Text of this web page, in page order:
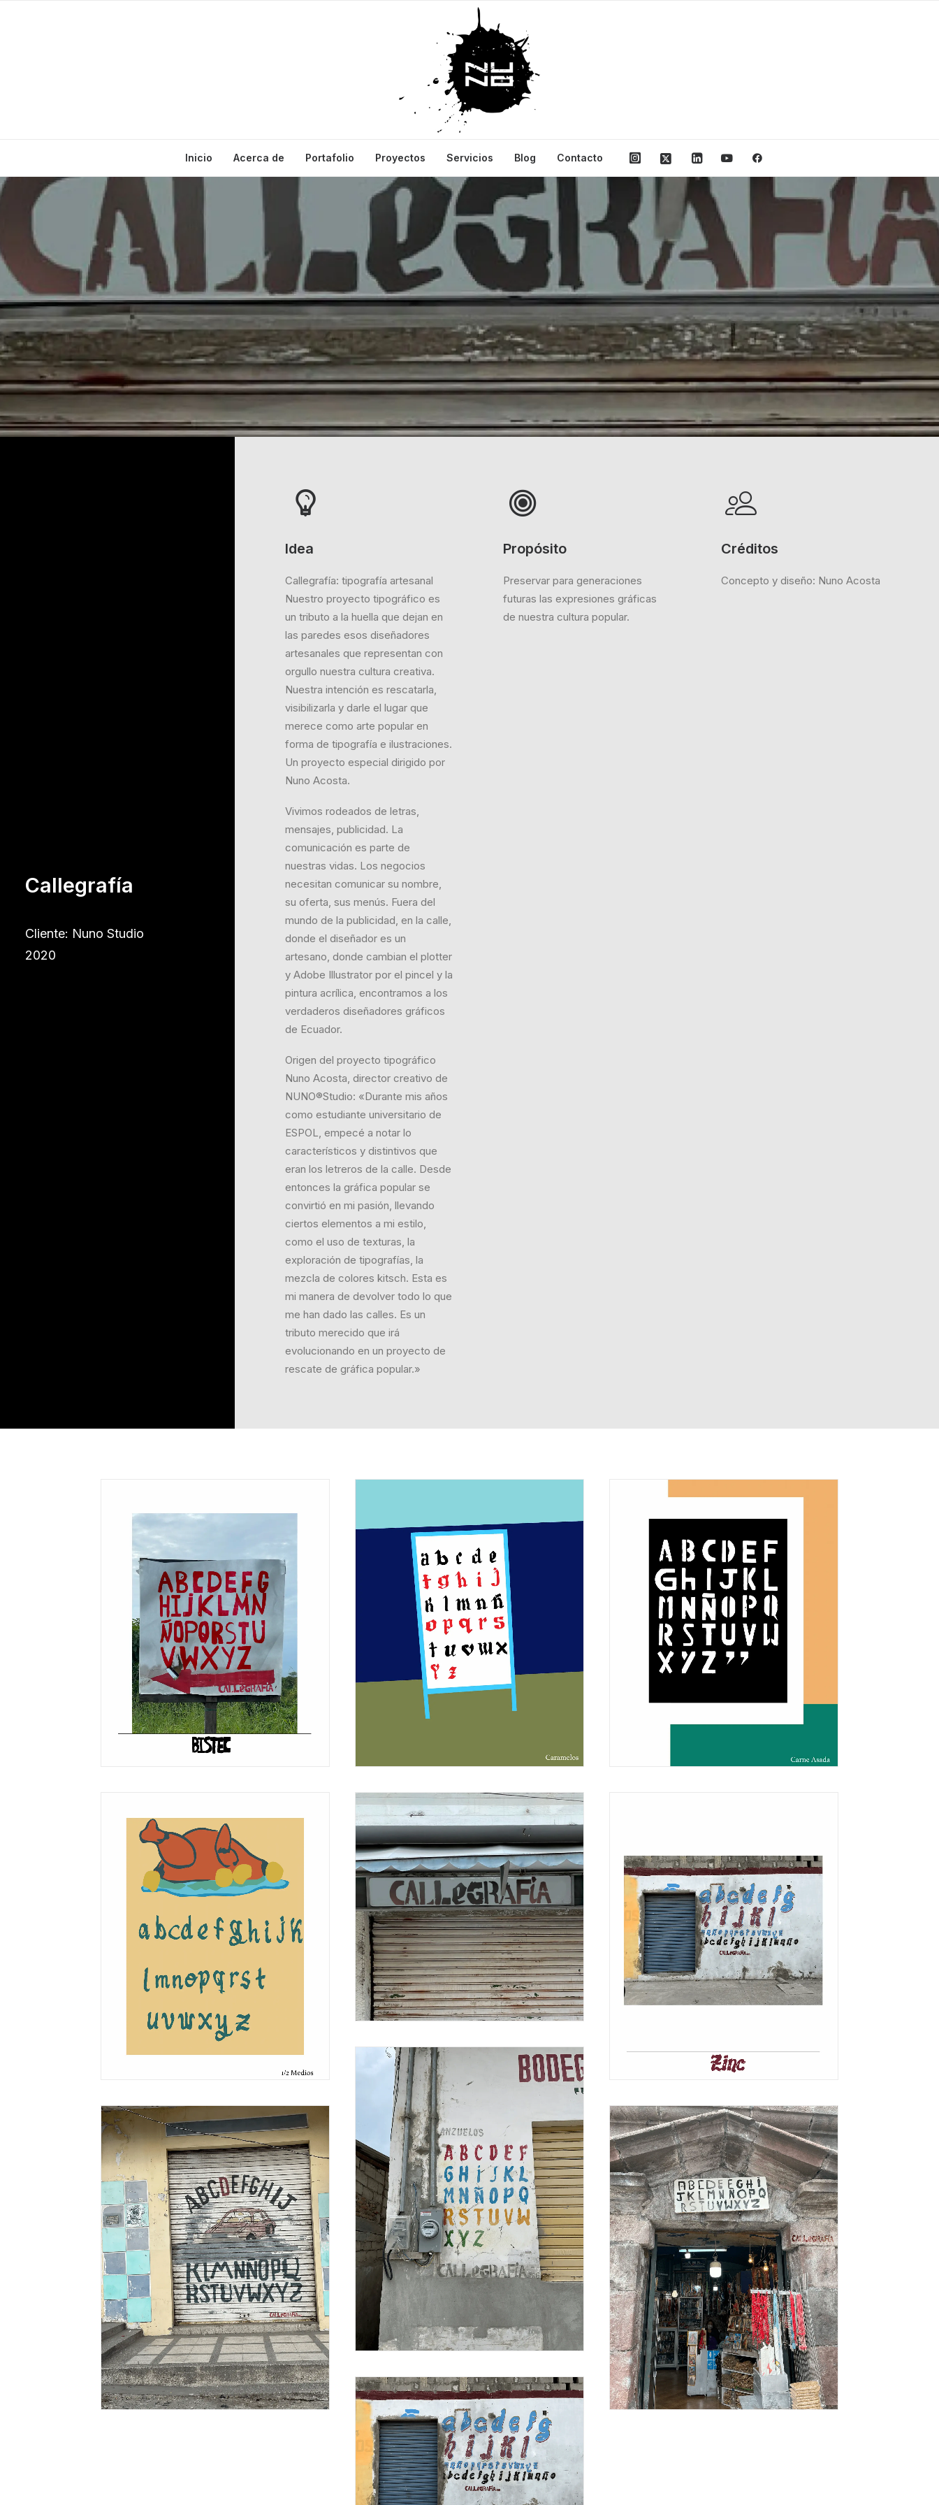
Inicio Acerca de Portafolio Proyectos Servicios Blog Contacto
Callegrafía
Cliente: Nuno Studio
2020
Idea
Callegrafía: tipografía artesanal
Nuestro proyecto tipográfico es
un tributo a la huella que dejan en
las paredes esos diseñadores
artesanales que representan con
orgullo nuestra cultura creativa.
Nuestra intención es rescatarla,
visibilizarla y darle el lugar que
merece como arte popular en
forma de tipografía e ilustraciones.
Un proyecto especial dirigido por
Nuno Acosta.
Vivimos rodeados de letras,
mensajes, publicidad. La
comunicación es parte de
nuestras vidas. Los negocios
necesitan comunicar su nombre,
su oferta, sus menús. Fuera del
mundo de la publicidad, en la calle,
donde el diseñador es un
artesano, donde cambian el plotter
y Adobe Illustrator por el pincel y la
pintura acrílica, encontramos a los
verdaderos diseñadores gráficos
de Ecuador.
Origen del proyecto tipográfico
Nuno Acosta, director creativo de
NUNO®Studio: «Durante mis años
como estudiante universitario de
ESPOL, empecé a notar lo
característicos y distintivos que
eran los letreros de la calle. Desde
entonces la gráfica popular se
convirtió en mi pasión, llevando
ciertos elementos a mi estilo,
como el uso de texturas, la
exploración de tipografías, la
mezcla de colores kitsch. Esta es
mi manera de devolver todo lo que
me han dado las calles. Es un
tributo merecido que irá
evolucionando en un proyecto de
rescate de gráfica popular.»
Propósito
Preservar para generaciones
futuras las expresiones gráficas
de nuestra cultura popular.
Créditos
Concepto y diseño: Nuno Acosta